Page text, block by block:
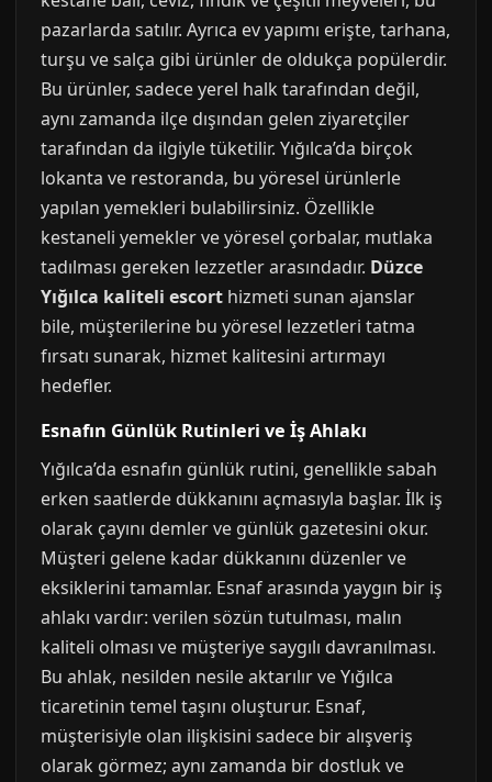
pazarlarda satılır. Ayrıca ev yapımı erişte, tarhana,
turşu ve salça gibi ürünler de oldukça popülerdir.
Bu ürünler, sadece yerel halk tarafından değil,
aynı zamanda ilçe dışından gelen ziyaretçiler
tarafından da ilgiyle tüketilir. Yığılca’da birçok
lokanta ve restoranda, bu yöresel ürünlerle
yapılan yemekleri bulabilirsiniz. Özellikle
kestaneli yemekler ve yöresel çorbalar, mutlaka
tadılması gereken lezzetler arasındadır. Düzce
Yığılca kaliteli escort hizmeti sunan ajanslar
bile, müşterilerine bu yöresel lezzetleri tatma
fırsatı sunarak, hizmet kalitesini artırmayı
hedefler.
Esnafın Günlük Rutinleri ve İş Ahlakı
Yığılca’da esnafın günlük rutini, genellikle sabah
erken saatlerde dükkanını açmasıyla başlar. İlk iş
olarak çayını demler ve günlük gazetesini okur.
Müşteri gelene kadar dükkanını düzenler ve
eksiklerini tamamlar. Esnaf arasında yaygın bir iş
ahlakı vardır: verilen sözün tutulması, malın
kaliteli olması ve müşteriye saygılı davranılması.
Bu ahlak, nesilden nesile aktarılır ve Yığılca
ticaretinin temel taşını oluşturur. Esnaf,
müşterisiyle olan ilişkisini sadece bir alışveriş
olarak görmez; aynı zamanda bir dostluk ve